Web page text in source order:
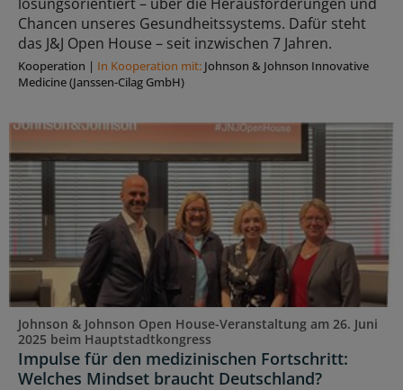
Chancen unseres Gesundheitssystems. Dafür steht
das J&J Open House – seit inzwischen 7 Jahren.
Kooperation | In Kooperation mit: Johnson & Johnson Innovative
Medicine (Janssen-Cilag GmbH)
Johnson & Johnson Open House-Veranstaltung am 26. Juni
2025 beim Hauptstadtkongress
Impulse für den medizinischen Fortschritt:
Welches Mindset braucht Deutschland?